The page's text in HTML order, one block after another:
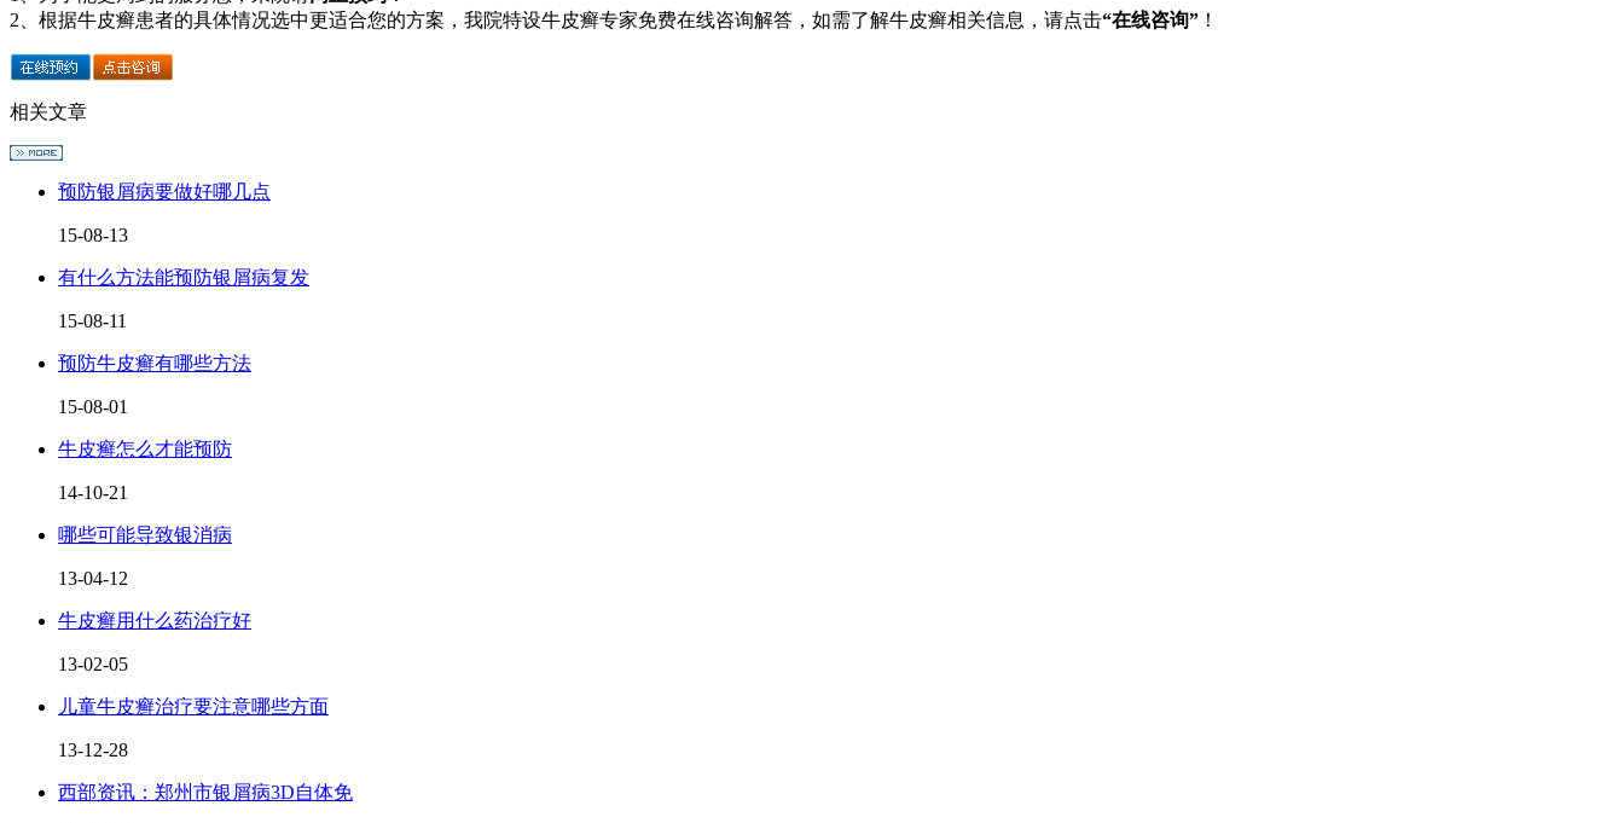
2、根据牛皮癣患者的具体情况选中更适合您的方案，我院特设牛皮癣专家免费在线咨询解答，如需了解牛皮癣相关信息，请点击“在线咨询” ！
相关文章
预防银屑病要做好哪几点
15-08-13
有什么方法能预防银屑病复发
15-08-11
预防牛皮癣有哪些方法
15-08-01
牛皮癣怎么才能预防
14-10-21
哪些可能导致银消病
13-04-12
牛皮癣用什么药治疗好
13-02-05
儿童牛皮癣治疗要注意哪些方面
13-12-28
西部资讯：郑州市银屑病3D自体免